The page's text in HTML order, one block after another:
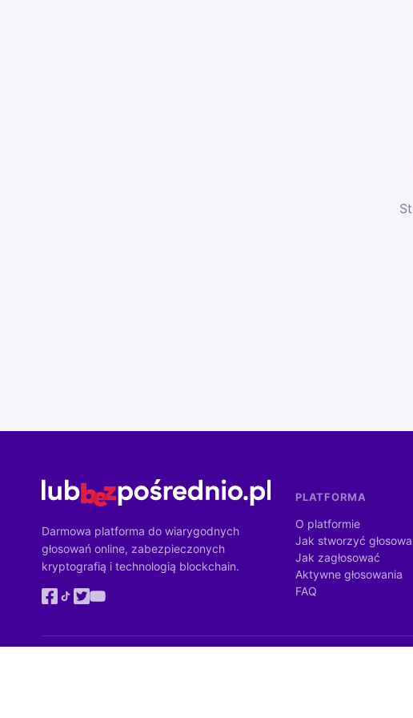
Darmowa platforma do wiarygodnych
głosowań online, zabezpieczonych
kryptografią i technologią blockchain.
PLATFORMA
O platformie
Jak stworzyć
Jak zagłosować
Aktywne głosowania
FAQ